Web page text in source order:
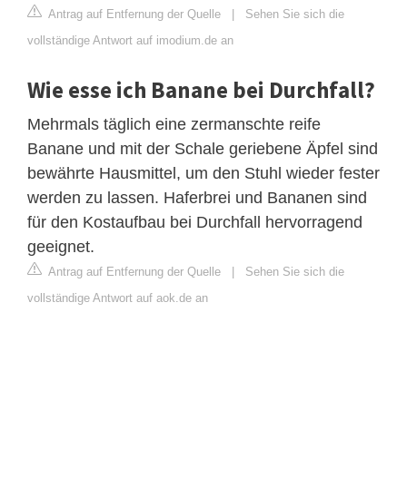
Antrag auf Entfernung der Quelle
Sehen Sie sich die
vollständige Antwort auf imodium.de an
Wie esse ich Banane bei Durchfall?
Mehrmals täglich eine zermanschte reife
Banane und mit der Schale geriebene Äpfel sind
bewährte Hausmittel, um den Stuhl wieder fester
werden zu lassen. Haferbrei und Bananen sind
für den Kostaufbau bei Durchfall hervorragend
geeignet.
Antrag auf Entfernung der Quelle
Sehen Sie sich die
vollständige Antwort auf aok.de an